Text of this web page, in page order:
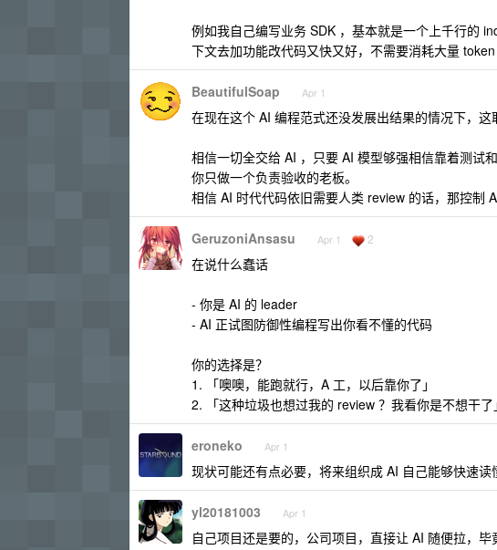
例如我自己编写业务 SDK ，基本就是一个上千行的
下文去加功能改代码又快又好，不需要消耗大量
BeautifulSoap Apr 1
在现在这个 AI 编程范式还没发展出结果的情况下，
相信一切全交给 AI ，只要 AI 模型够强相信靠着测试
你只做一个负责验收的老板。
相信 AI 时代代码依旧需要人类 review 的话，那控制
GeruzoniAnsasu Apr 1 2
在说什么蠢话
- 你是 AI 的 leader
- AI 正试图防御性编程写出你看不懂的代码
你的选择是？
1. 「噢噢，能跑就行，A 工，以后靠你了」
2. 「这种垃圾也想过我的 review ？我看你是不想干了」
eroneko Apr 1
现状可能还有点必要，将来组织成 AI 自己能够快速
yl20181003 Apr 1
自己项目还是要的，公司项目，直接让 AI 随便拉，毕